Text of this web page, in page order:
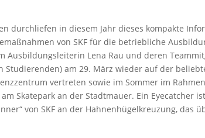
durchliefen in diesem Jahr dieses kompakte
von SKF für die betriebliche
Ausbildungsleiterin Lena Rau und deren
Studierenden) am 29. März wieder auf der
vertreten sowie im Sommer im
Skatepark an der Stadtmauer. Ein Eyecatcher
von SKF an der Hahnenhügelkreuzung, das